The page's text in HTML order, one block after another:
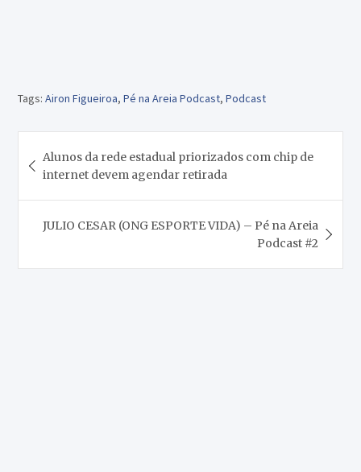
Tags: Airon Figueiroa, Pé na Areia Podcast, Podcast
de
Post
Alunos da rede estadual priorizados com chip de
internet devem agendar retirada
JULIO CESAR (ONG ESPORTE VIDA) – Pé na Areia
Podcast #2